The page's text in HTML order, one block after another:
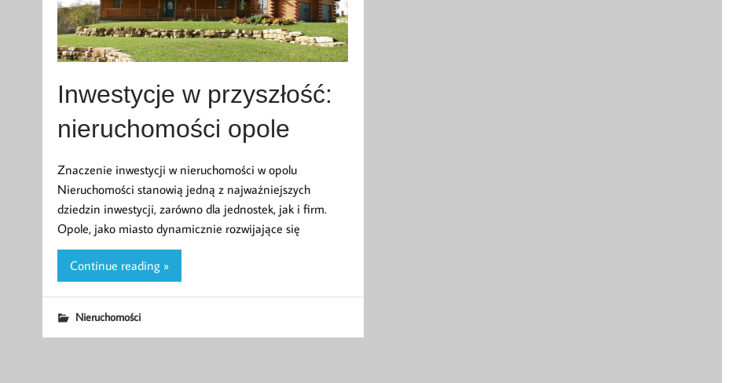
Inwestycje w przyszłość:
nieruchomości opole
Znaczenie inwestycji w nieruchomości w opolu
Nieruchomości stanowią jedną z najważniejszych
dziedzin inwestycji, zarówno dla jednostek, jak i firm.
Opole, jako miasto dynamicznie rozwijające się
Continue reading »
Nieruchomości